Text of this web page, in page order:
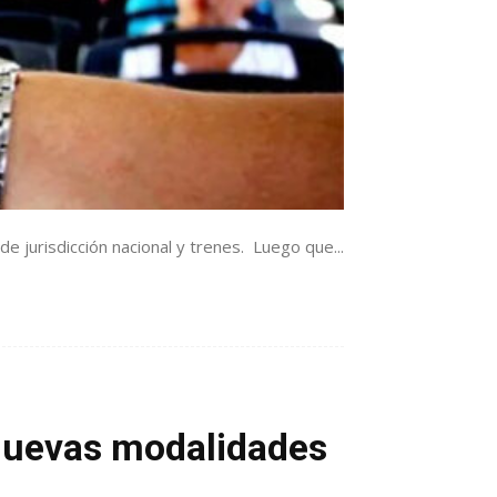
jurisdicción nacional y trenes. Luego que...
modalidades